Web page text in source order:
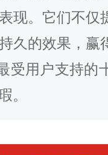
现。它们不仅
久的效果，赢
受用户支持的
。